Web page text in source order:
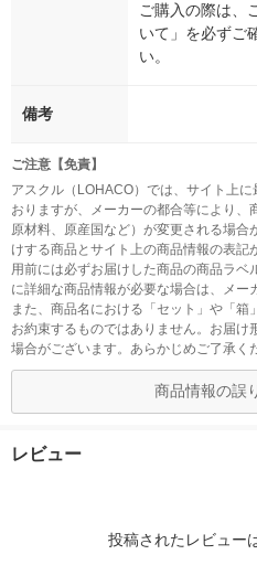
ご購入の際は、
いて」を必ずご
い。
備考
ご注意【免責】
アスクル（LOHACO）では、サイト上
おりますが、メーカーの都合等により、
原材料、原産国など）が変更される場合
けする商品とサイト上の商品情報の表記
用前には必ずお届けした商品の商品ラベ
に詳細な商品情報が必要な場合は、メー
また、商品名における「セット」や「
お約束するものではありません。お届け
場合がございます。あらかじめご了承く
商品情報の誤
レビュー
投稿されたレビュー